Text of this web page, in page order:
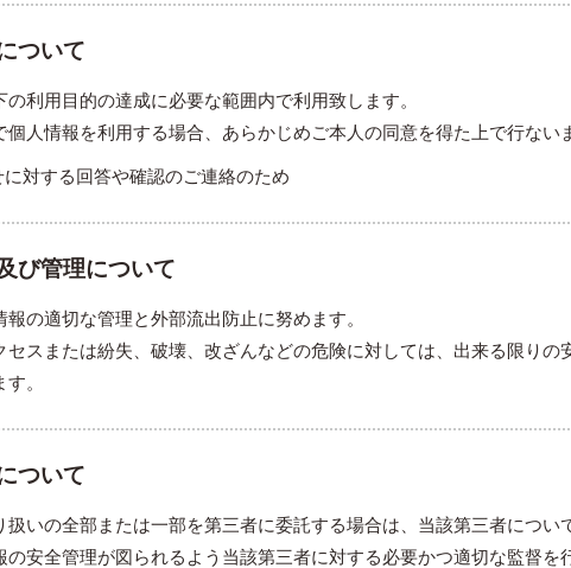
ついて
利用目的の達成に必要な範囲内で利用致します。
個人情報を利用する場合、あらかじめご本人の同意を得た上で行ない
対する回答や確認のご連絡のため
び管理について
の適切な管理と外部流出防止に努めます。
セスまたは紛失、破壊、改ざんなどの危険に対しては、出来る限りの
。
ついて
扱いの全部または一部を第三者に委託する場合は、当該第三者につい
の安全管理が図られるよう当該第三者に対する必要かつ適切な監督を